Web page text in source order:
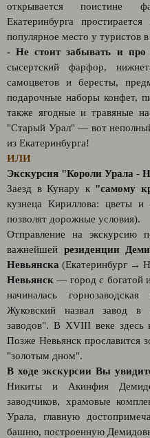
открывается поистине
Екатеринбурга
популярное место у туристов
- Не стоит забывать и про
сысертский фарфор,
самоцветов и бересты,
подарочные наборы конфет,
также ягодные и травяные
"Старый Урал" — вот
из Екатеринбурга!
ИЛИ
Экскурсия "Короли Урала -
Заезд в Кунару к "самому
кузнеца Кириллова: цветы и
позволят дорожные условия).
Отправление на экскурсию
важнейшей резиденции
Невьянска (Екатеринбург →
Невьянск — город с богатой
начиналась
Жуковский назвал завод в
заводов". В XVIII веке здесь
Позже Невьянск прославится
"золотым дном".
В ходе экскурсии Вы
Никиты и Акинфия
заводчиков, храмовые
Урала, главную
башню, построенную